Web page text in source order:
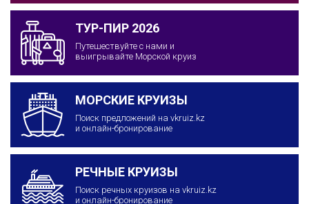
ТУР-ПИР 2026
Путешествуйте с нами и
выигрывайте Морской круиз
МОРСКИЕ КРУИЗЫ
Поиск предложений на vkruiz.kz
и онлайн-бронирование
РЕЧНЫЕ КРУИЗЫ
Поиск речных круизов на vkruiz.kz
и онлайн-бронирование